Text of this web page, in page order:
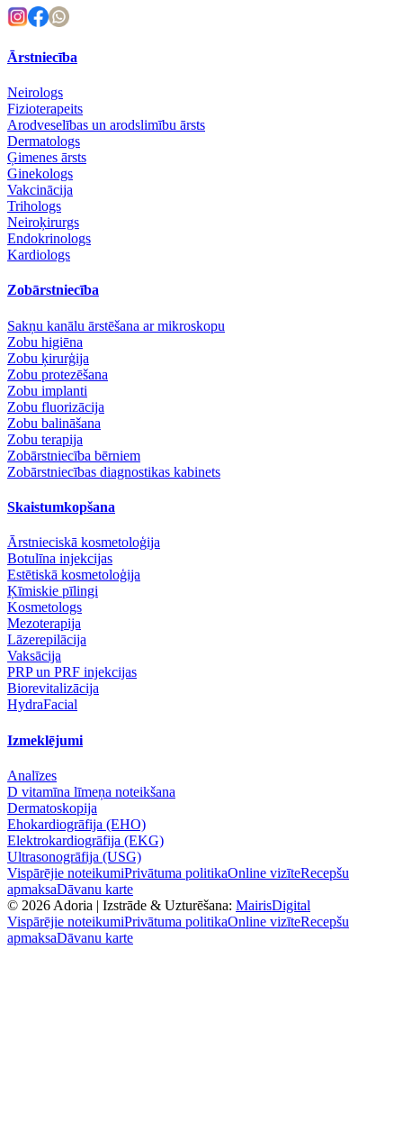
Ārstniecība
Neirologs
Fizioterapeits
Arodveselības un arodslimību ārsts
Dermatologs
Ģimenes ārsts
Ginekologs
Vakcinācija
Trihologs
Neiroķirurgs
Endokrinologs
Kardiologs
Zobārstniecība
Sakņu kanālu ārstēšana ar mikroskopu
Zobu higiēna
Zobu ķirurģija
Zobu protezēšana
Zobu implanti
Zobu fluorizācija
Zobu balināšana
Zobu terapija
Zobārstniecība bērniem
Zobārstniecības diagnostikas kabinets
Skaistumkopšana
Ārstnieciskā kosmetoloģija
Botulīna injekcijas
Estētiskā kosmetoloģija
Ķīmiskie pīlingi
Kosmetologs
Mezoterapija
Lāzerepilācija
Vaksācija
PRP un PRF injekcijas
Biorevitalizācija
HydraFacial
Izmeklējumi
Analīzes
D vitamīna līmeņa noteikšana
Dermatoskopija
Ehokardiogrāfija (EHO)
Elektrokardiogrāfija (EKG)
Ultrasonogrāfija (USG)
Vispārējie noteikumiPrivātuma politikaOnline vizīteRecepšu
apmaksaDāvanu karte
© 2026 Adoria | Izstrāde & Uzturēšana: MairisDigital
Vispārējie noteikumiPrivātuma politikaOnline vizīteRecepšu
apmaksaDāvanu karte